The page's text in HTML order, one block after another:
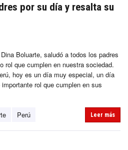
por su día y resalta su
Boluarte, saludó a todos los padres
rol que cumplen en nuestra sociedad.
hoy es un día muy especial, un día
rol que cumplen en sus
Perú Leer más